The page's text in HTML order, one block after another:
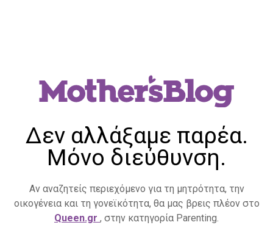
Δεν αλλάξαμε παρέα.
Μόνο διεύθυνση.
Αν αναζητείς περιεχόμενο για τη μητρότητα, την
οικογένεια και τη γονεϊκότητα, θα μας βρεις πλέον στο
Queen.gr , στην κατηγορία Parenting.